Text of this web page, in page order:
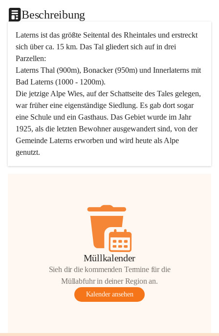
Beschreibung
Laterns ist das größte Seitental des Rheintales und erstreckt
sich über ca. 15 km. Das Tal gliedert sich auf in drei
Parzellen:
Laterns Thal (900m), Bonacker (950m) und Innerlaterns mit
Bad Laterns (1000 - 1200m).
Die jetzige Alpe Wies, auf der Schattseite des Tales gelegen,
war früher eine eigenständige Siedlung. Es gab dort sogar
eine Schule und ein Gasthaus. Das Gebiet wurde im Jahr
1925, als die letzten Bewohner ausgewandert sind, von der
Gemeinde Laterns erworben und wird heute als Alpe
genutzt.
Müllkalender
Sieh dir die kommenden Termine für die
Müllabfuhr in deiner Region an.
Kalender ansehen